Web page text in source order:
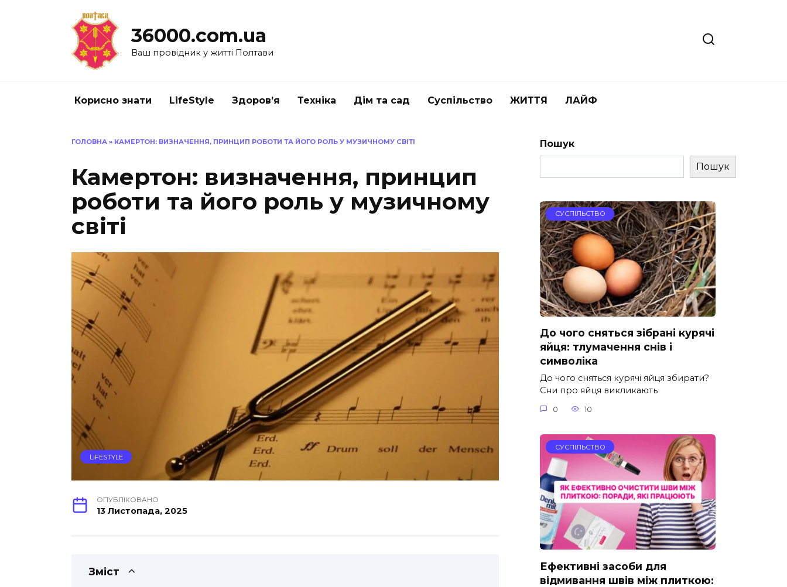
36000.com.ua
Ваш провідник у житті Полтави
Корисно знати LifeStyle Здоров’я Техніка Дім та сад Суспільство ЖИТТЯ ЛАЙФ
ГОЛОВНА » КАМЕРТОН: ВИЗНАЧЕННЯ, ПРИНЦИП РОБОТИ ТА ЙОГО РОЛЬ У МУЗИЧНОМУ СВІТІ
Камертон: визначення, принцип
роботи та його роль у музичному
світі
LIFESTYLE
ОПУБЛІКОВАНО
13 Листопада, 2025
Зміст
Пошук
Пошук
СУСПІЛЬСТВО
До чого сняться зібрані курячі
яйця: тлумачення снів і
символіка
До чого сняться курячі яйця збирати?
Сни про яйця викликають
0 10
СУСПІЛЬСТВО
Ефективні засоби для
відмивання швів між плиткою: